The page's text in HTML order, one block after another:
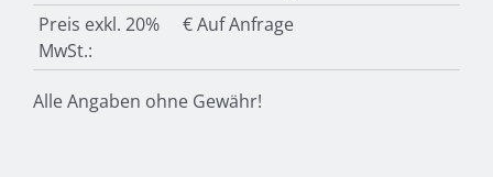
Preis exkl. 20%
MwSt.:
€ Auf Anfrage
Alle Angaben ohne Gewähr!